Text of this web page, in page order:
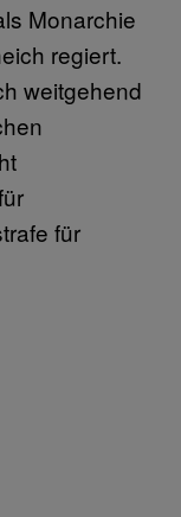
Monarchie
regiert.
weitgehend
für